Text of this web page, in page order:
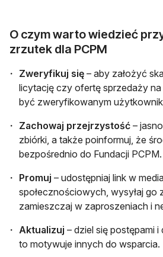
O czym warto wiedzieć
zrzutek dla PCPM
Zweryfikuj się – aby założyć
licytację czy ofertę sprzedaży na
być zweryfikowanym
Zachowaj przejrzystość –
zbiórki, a także poinformuj, że
bezpośrednio do Fundacji PCPM.
Promuj – udostępniaj link w
społecznościowych, wysyłaj go
zamieszczaj w zaproszeniach i
Aktualizuj – dziel się postępami
to motywuje innych do wsparcia.